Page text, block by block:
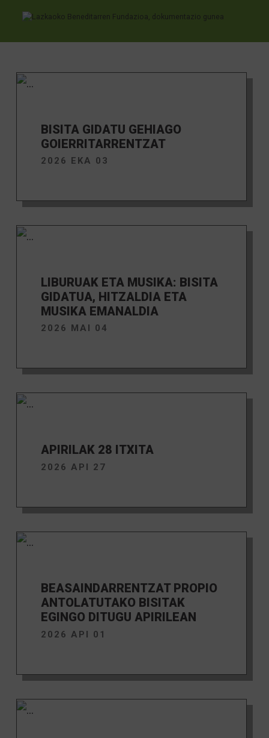
BISITA GIDATU GEHIAGO
GOIERRITARRENTZAT
2026 EKA 03
LIBURUAK ETA MUSIKA: BISITA
GIDATUA, HITZALDIA ETA
MUSIKA EMANALDIA
2026 MAI 04
APIRILAK 28 ITXITA
2026 API 27
BEASAINDARRENTZAT PROPIO
ANTOLATUTAKO BISITAK
EGINGO DITUGU APIRILEAN
2026 API 01